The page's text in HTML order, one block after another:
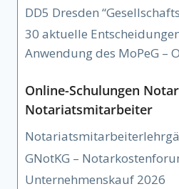
DD5 Dresden
30 aktuelle
Anwendung des MoPeG –
Online-Schulungen
Notariatsmitarbeiter
GNotKG –
Unternehmenskauf 2026